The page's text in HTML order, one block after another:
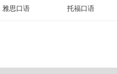
雅思口语 托福口语